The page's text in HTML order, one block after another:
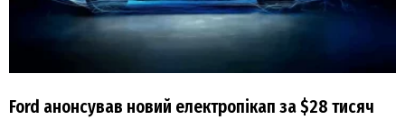
Ford анонсував новий електропікап за $28 тисяч